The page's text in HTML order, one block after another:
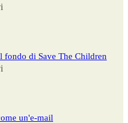
fondo di Save The Children
un'e-mail